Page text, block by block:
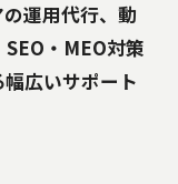
運用代行、動
・MEO対策
広いサポート